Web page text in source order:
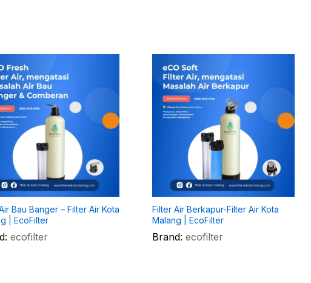
Bau Banger – Filter Air Kota
| EcoFilter
ecofilter
Filter Air Berkapur-Filter Air Kota
Malang | EcoFilter
Brand: ecofilter